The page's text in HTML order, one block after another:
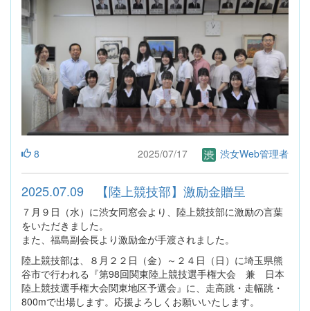
8 2025/07/17 渋女Web管理者
2025.07.09 【陸上競技部】激励金贈呈
７月９日（水）に渋女同窓会より、陸上競技部に激励の言葉
をいただきました。
また、福島副会長より激励金が手渡されました。
陸上競技部は、８月２２日（金）～２４日（日）に埼玉県熊
谷市で行われる『第98回関東陸上競技選手権大会 兼 日本
陸上競技選手権大会関東地区予選会』に、走高跳・走幅跳・
800mで出場します。応援よろしくお願いいたします。